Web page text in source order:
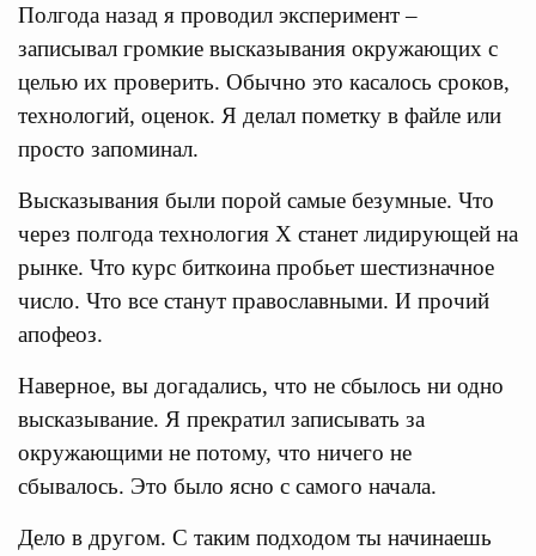
Полгода назад я проводил эксперимент –
записывал громкие высказывания окружающих с
целью их проверить. Обычно это касалось сроков,
технологий, оценок. Я делал пометку в файле или
просто запоминал.
Высказывания были порой самые безумные. Что
через полгода технология Х станет лидирующей на
рынке. Что курс биткоина пробьет шестизначное
число. Что все станут православными. И прочий
апофеоз.
Наверное, вы догадались, что не сбылось ни одно
высказывание. Я прекратил записывать за
окружающими не потому, что ничего не
сбывалось. Это было ясно с самого начала.
Дело в другом. С таким подходом ты начинаешь